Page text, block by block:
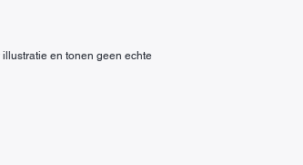
en tonen geen echte